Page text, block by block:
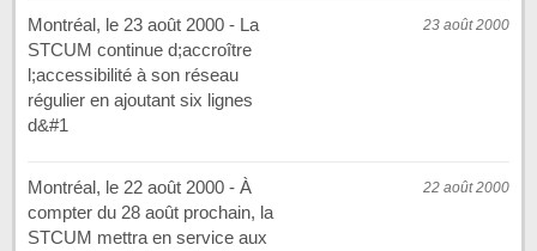
23 août 2000
Montréal, le 23 août 2000 - La
STCUM continue d;accroître
l;accessibilité à son réseau
régulier en ajoutant six lignes
d&#1
22 août 2000
Montréal, le 22 août 2000 - À
compter du 28 août prochain, la
STCUM mettra en service aux